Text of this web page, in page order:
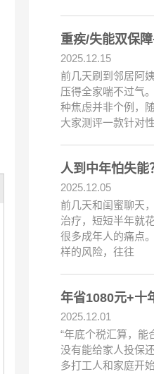
重疾/失能双保
2025.12.15
前几天刷到邻居阿
压得全家喘不过气
种焦虑并非个例，
大家测评一款针对
人到中年怕失能
2025.12.05
前几天和闺蜜聊天
治疗，短短半年就
很多成年人的痛点
样的风险，往往
年省1080元+十
2025.12.01
“年底个税汇算，能
没有能给家人投保
多打工人和家庭开